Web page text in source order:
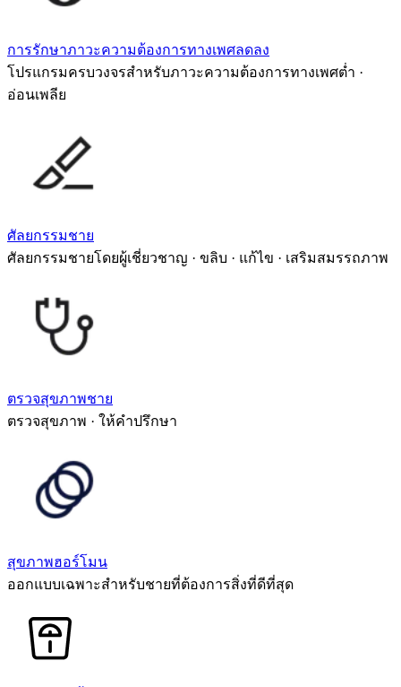
การรักษาภาวะความต้องการทางเพศลดลง
โปรแกรมครบวงจรสำหรับภาวะความต้องการทางเพศต่ำ ·
อ่อนเพลีย
ศัลยกรรมชาย
ศัลยกรรมชายโดยผู้เชี่ยวชาญ · ขลิบ · แก้ไข · เสริมสมรรถภาพ
ตรวจสุขภาพชาย
ตรวจสุขภาพ · ให้คำปรึกษา
สุขภาพฮอร์โมน
ออกแบบเฉพาะสำหรับชายที่ต้องการสิ่งที่ดีที่สุด